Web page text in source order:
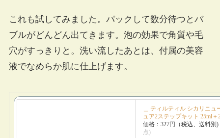
これも試してみました。パックして数分待つとバ
ブルがどんどん出てきます。泡の効果で角質や毛
穴がすっきりと。洗い流したあとは、付属の美容
液でなめらか肌に仕上げます。
＿ ティルティル シカリニュ
ュア2ステップキット 25ml＋
価格：327円（税込、送料別)
点)